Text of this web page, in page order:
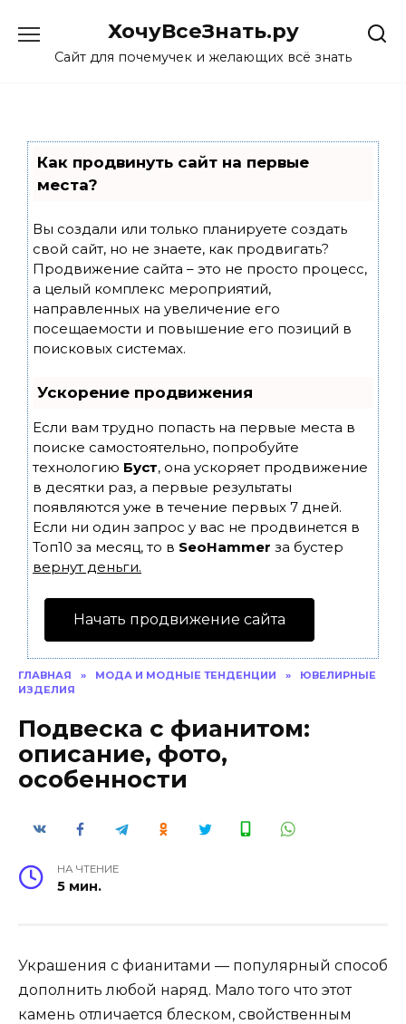
content
ХочуВсеЗнать.ру
Сайт для почемучек и желающих всё знать
Как продвинуть сайт на первые
места?
Вы создали или только планируете создать
свой сайт, но не знаете, как продвигать?
Продвижение сайта – это не просто процесс,
а целый комплекс мероприятий,
направленных на увеличение его
посещаемости и повышение его позиций в
поисковых системах.
Ускорение продвижения
Если вам трудно попасть на первые места в
поиске самостоятельно, попробуйте
технологию Буст, она ускоряет продвижение
в десятки раз, а первые результаты
появляются уже в течение первых 7 дней.
Если ни один запрос у вас не продвинется в
Топ10 за месяц, то в SeoHammer за бустер
вернут деньги.
Начать продвижение сайта
ГЛАВНАЯ » МОДА И МОДНЫЕ ТЕНДЕНЦИИ »
ЮВЕЛИРНЫЕ
ИЗДЕЛИЯ
Подвеска с фианитом:
описание, фото,
особенности
НА ЧТЕНИЕ
5 мин.
Украшения с фианитами — популярный способ
дополнить любой наряд. Мало того что этот
камень отличается блеском, свойственным